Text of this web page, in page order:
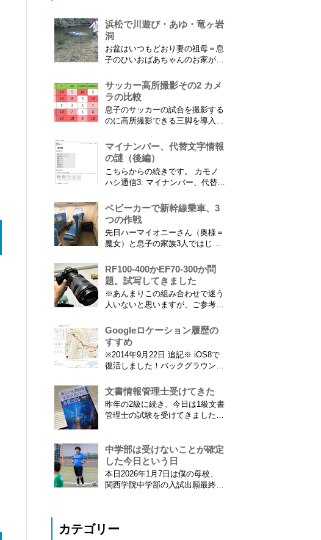
浜松で川遊び・あゆ・竜ヶ岩
洞
お盆はいつもどおり妻の祖母＝息
子のひいおばあちゃんのお家があ
ばあちゃんがご健在なのはとって
もありがたいことです。 5歳vs88
歳 ひいおばあちゃんとの対決！
カモノハシ通信3 神宮寺川で水遊
び、下の方に動画も付けてます
サッカー高所撮影その2 カメ
ラの比較
息子のサッカーの試合を撮影する
のに高所撮影できる三脚を導入し
さからフィールド全体（少年用な
ので大人用の半分の大きさです）
を撮影できればカメラを放置して
の撮影ができますし、選手のポジ
ショニングを俯瞰で見てあとから
問題...
マイナンバー、代替文字情報
の謎（後編）
こちらからの続きです。 カモノ
ハシ通信3: マイナンバー、代替文
供の名前に使える漢字には制限が
あります。たまに使える漢字が増
えたり減ったりしてニュースにな
ってますよね。（2015年１月には
「巫」の字が人名漢字に追加され
ベビーカーで新幹線乗車、3
つの作戦
先日ハーマイオニーさん（奥様＝
魔女）と息子の家族3人ではじめ
た。息子はまだ8ヶ月なので基本
ヒザの上なのですが、問題はベビ
ーカーをどうするか。色々事前に
調べたことと、実際に乗ってわか
ったことをご報告いたします！ ※
ので...
RF100-400かEF70-300か問
題。試写してきました
※あんまりこの組み合わせで迷う
人いないと思いますが、ご参考に
とにご注意ください。 息子がサ
ッカーを始めたことで望遠レンズ
をつけての撮影機会がまた増えて
きました。使っているのは EF70-
300mm F4-5.6 IS USM というレ
Googleロケーション履歴の
すすめ
※2014年9月22日 追記※ iOS8で
復活しました！バックグラウンド
iPhone 6 Plusで確認しました。
カモノハシ通信3: Googleロケー
ション履歴がiOS8で復活！
※2013年11月8日 追記※ 残念な
文書情報管理士受けてきた
昨年の2級に続き、今日は1級文書
管理士の試験を受けてきました。
かしい…。 ※後日追記※ 無事合
格してました。しかも成績が上位
3名以内？とかで表彰してもらい
ました\( ˆoˆ )/ 文書の取り扱いや
中学部は受けないことが確定
した今日という日
本日2026年1月7日は僕の母校、
関西学院中学部の入試出願最終日
分の息子が12歳になったら母校中
カテゴリー